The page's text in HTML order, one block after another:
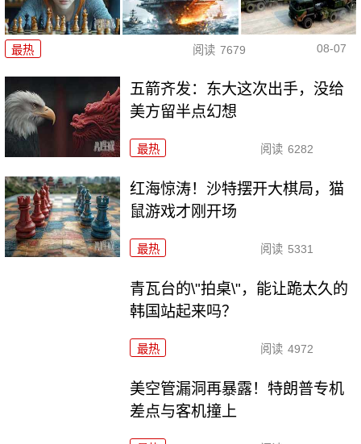
最热 阅读 7679 08-07
五箭齐发：东大这次出手，没给
美方留半点幻想
最热 阅读 6282
红海惊涛！沙特摆开大棋局，猫
鼠游戏才刚开场
最热 阅读 5331
青瓦台的\"拍桌\"，能让跪太久的
韩国站起来吗？
最热 阅读 4972
美空管漏洞再暴露！特朗普专机
差点与客机撞上